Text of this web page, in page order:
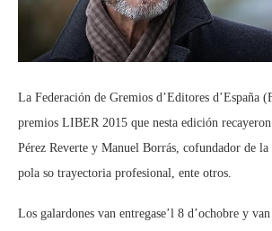
La Federación de Gremios d’Editores d’España
premios LIBER 2015 que nesta edición
Pérez Reverte y Manuel Borrás, cofundador de la
pola so trayectoria profesional, ente otros.
Los galardones van entregase’l 8 d’ochobre y